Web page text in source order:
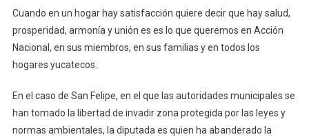
Cuando en un hogar hay satisfacción quiere decir que hay salud,
prosperidad, armonía y unión es es lo que queremos en Acción
Nacional, en sus miembros, en sus familias y en todos los
hogares yucatecos.
En el caso de San Felipe, en el que las autoridades municipales se
han tomado la libertad de invadir zona protegida por las leyes y
normas ambientales, la diputada es quien ha abanderado la